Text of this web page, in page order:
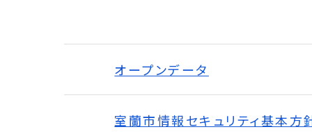
オープンデータ
室蘭市情報セキュリティ基本方